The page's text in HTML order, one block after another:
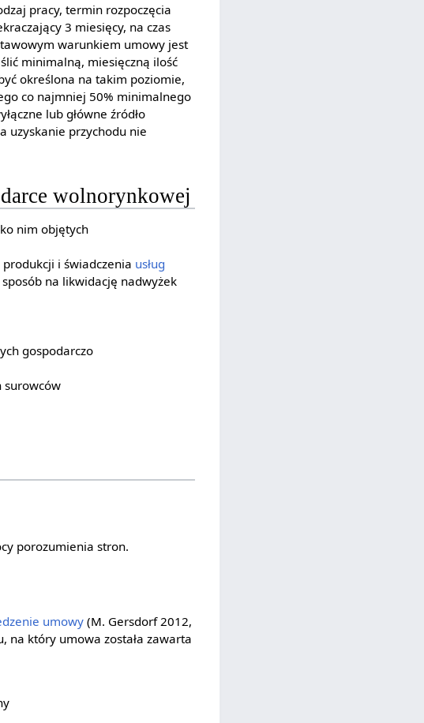
pracy, termin rozpoczęcia
3 miesięcy, na czas
warunkiem umowy jest
minimalną, miesięczną ilość
określona na takim poziomie,
co najmniej 50% minimalnego
lub główne źródło
uzyskanie przychodu nie
wolnorynkowej
nim objętych
i świadczenia usług
na likwidację nadwyżek
gospodarczo
surowców
porozumienia stron.
umowy(M. Gersdorf 2012,
na który umowa została zawarta